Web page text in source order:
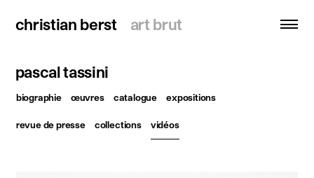
christian berst art brut
christian berst art brut
recherche
accueil
pascal tassini
biographie œuvres catalogue expositions
revue de presse collections vidéos